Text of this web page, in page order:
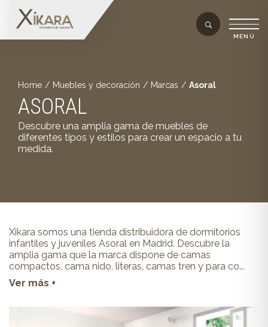
Home / Muebles y decoración / Marcas / Asoral
ASORAL
Descubre una amplia gama de muebles de
diferentes tipos y estilos para crear un espacio a tu
medida.
Xikara somos una tienda distribuidora de dormitorios
infantiles y juveniles Asoral en Madrid. Descubre la
amplia gama que la marca dispone de camas
compactos, cama nido, literas, camas tren y para co...
Ver más +